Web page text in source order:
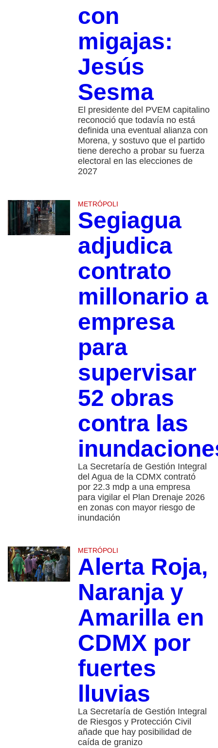
con
migajas:
Jesús
Sesma
El presidente del PVEM capitalino
reconoció que todavía no está
definida una eventual alianza con
Morena, y sostuvo que el partido
tiene derecho a probar su fuerza
electoral en las elecciones de
2027
METRÓPOLI
Segiagua
adjudica
contrato
millonario a
empresa
para
supervisar
52 obras
contra las
La Secretaría de Gestión Integral
del Agua de la CDMX contrató
por 22.3 mdp a una empresa
para vigilar el Plan Drenaje 2026
en zonas con mayor riesgo de
inundación
METRÓPOLI
Alerta Roja,
Naranja y
Amarilla en
CDMX por
fuertes
lluvias
La Secretaría de Gestión Integral
de Riesgos y Protección Civil
añade que hay posibilidad de
caída de granizo